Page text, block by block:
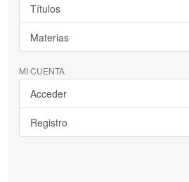
Títulos
Materias
MI CUENTA
Acceder
Registro